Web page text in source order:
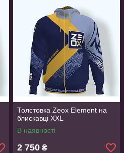
Толстовка Zeox Element на
блискавці XXL
В наявності
2 750 ₴